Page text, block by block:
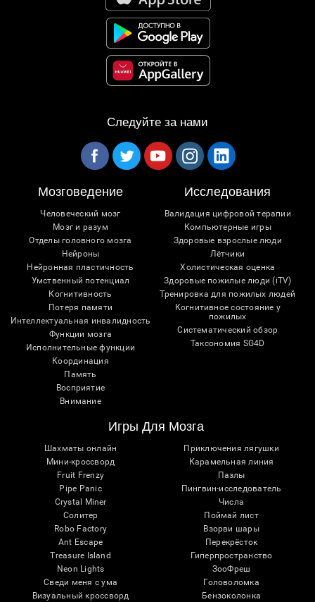
Следуйте за нами
Мозговедение
Человеческий мозг
Мозг и разум
Отделы головного мозга
Нейроны
Нейронная пластичность
Умственный потенциал
Когнитивность
Потеря памяти
Интеллектуальная инвалидность
Функции мозга
Исполнительные функции
Координация
Память
Восприятие
Внимание
Исследования
Валидация цифровой терапии
Компьютерные игры
Здоровые взрослые люди
Лётчики
Холистическая оценка
Здоровые пожилые люди (iTV)
Тренировка для пожилых людей
Когнитивное состояние у
пожилых
Систематический обзор
Таксономия SG4D
Игры Для Мозга
Шахматы онлайн
Мини-кроссворд
Fruit Frenzy
Pipe Panic
Crystal Miner
Солитер
Robo Factory
Ant Escape
Treasure Island
Neon Lights
Сведи меня с ума
Визуальный кроссворд
Приключения лягушки
Карамельная линия
Пазлы
Пингвин-исследователь
Числа
Поймай лист
Взорви шары
Перекрёсток
Гиперпространство
ЗооФреш
Головоломка
Бензоколонка